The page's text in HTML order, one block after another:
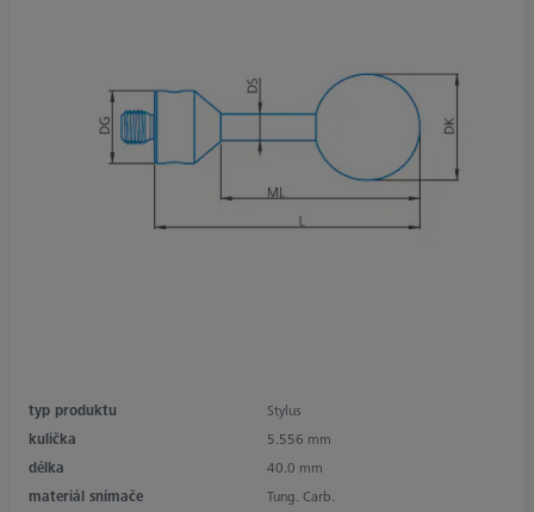
typ produktu
Stylus
kulička
5.556 mm
délka
40.0 mm
materiál snímače
Tung. Carb.